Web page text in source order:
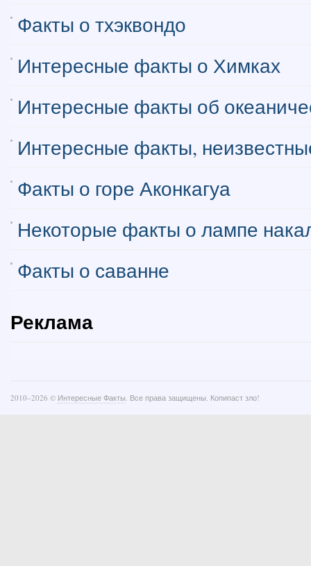
Факты о тхэквондо
Интересные факты о Химках
Интересные факты об
Интересные факты,
Факты о горе Аконкагуа
Некоторые факты о лампе
Факты о саванне
Реклама
2010–2026 © Интересные Факты. Все права защищены. Копипаст зло!